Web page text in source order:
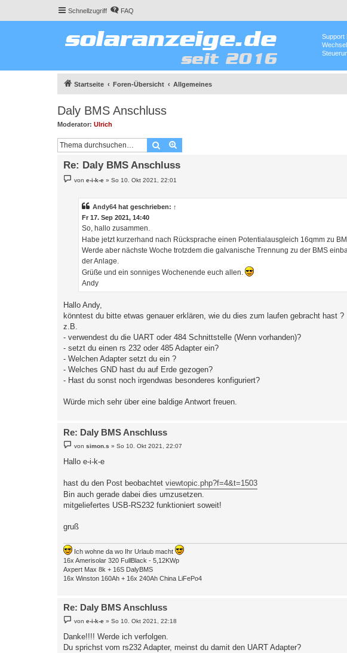
Schnellzugriff FAQ
Support
Startseite Foren-Übersicht Allgemeines
Daly BMS Anschluss
Moderator: Ulrich
Suche
Re: Daly BMS Anschluss
e
vone-i-k-e »So 10. Okt 2021, 22:01
Andy64 hat geschrieben: ↑
Fr 17. Sep 2021, 14:40
So, hallo zusammen.
Habe jetzt kurzerhand nach Rücksprache einen Potentialausgleich 16qmm zu
Werde aber nächste Woche trotzdem die galvanische Trennung zu der BMS
der Anlage.
Grüße und ein sonniges Wochenende euch allen.
Andy
Hallo Andy,
könntest du bitte etwas genauer erklären, wie du dies zum laufen gebracht hast ?
z.B.
- verwendest du die UART oder 484 Schnittstelle (Wenn vorhanden)?
- setzt du einen rs 232 oder 485 Adapter ein?
- Welchen Adapter setzt du ein ?
- Welches GND hast du auf Erde gezogen?
- Hast du sonst noch irgendwas besonderes konfiguriert?
Würde mich sehr über eine baldige Antwort freuen.
Re: Daly BMS Anschluss
e
i
t
g
vonsimon.s »So 10. Okt 2021, 22:07
Hallo e-i-k-e
hast du den Post beobachtet viewtopic.php?f=4&t=1503
Bin auch gerade dabei dies umzusetzen.
mitgeliefertes USB-RS232 funktioniert soweit!
gruß
Ich wohne da wo Ihr Urlaub macht
16x Amerisolar 320 FullBlack - 5,12KWp
Axpert Max 8k + 16S DalyBMS
16x Winston 160Ah + 16x 240Ah China LiFePo4
Re: Daly BMS Anschluss
t
r
vone-i-k-e »So 10. Okt 2021, 22:18
Danke!!!! Werde ich verfolgen.
Du sprichst vom rs232 Adapter, meinst du damit den UART Adapter?